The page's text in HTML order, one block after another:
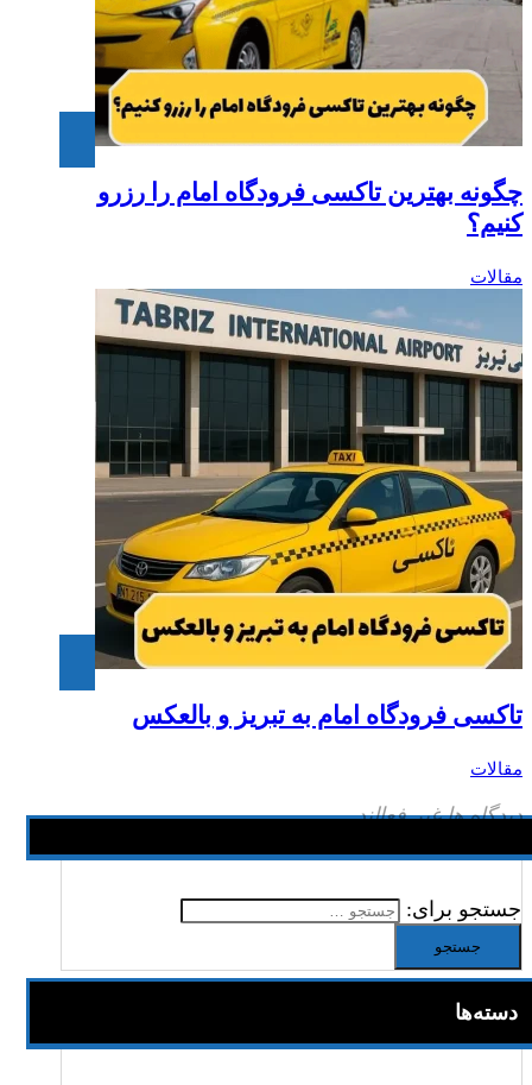
چگونه بهترین تاکسی فرودگاه امام را رزرو
کنیم؟‎
مقالات
تاکسی فرودگاه امام به تبریز و بالعکس
مقالات
دیدگاه ها غیر فعالند
جستجو برای:
دسته‌ها